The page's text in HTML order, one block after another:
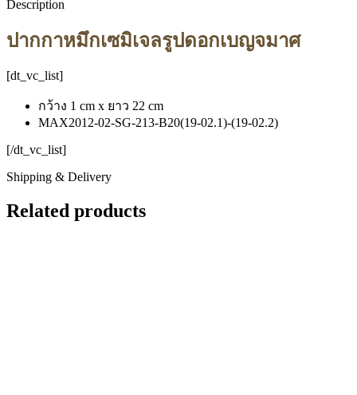
Description
ปากกาหมึกเซมิเจลรูปดอกเบญจมาศ
[dt_vc_list]
กว้าง 1 cm x ยาว 22 cm
MAX2012-02-SG-213-B20(19-02.1)-(19-02.2)
[/dt_vc_list]
Shipping & Delivery
Related products